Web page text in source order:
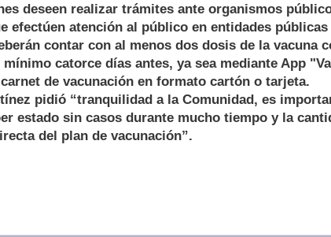
deseen realizar trámites ante organismos
efectúen atención al público en entidades
contar con al menos dos dosis de la vacuna
catorce días antes, ya sea mediante App
de vacunación en formato cartón o tarjeta.
pidió “tranquilidad a la Comunidad, es
estado sin casos durante mucho tiempo y la
del plan de vacunación”.